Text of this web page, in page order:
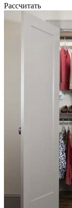
Рассчитать